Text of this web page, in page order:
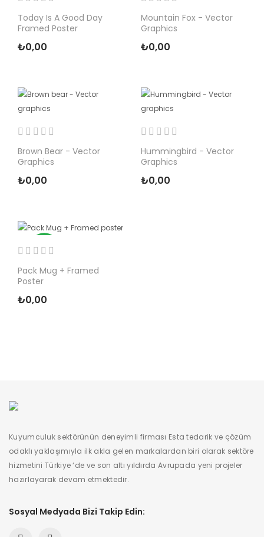
Today Is A Good Day
Framed Poster
₺0,00
Mountain Fox - Vector
Graphics
₺0,00
Brown Bear - Vector
Graphics
₺0,00
Hummingbird - Vector
Graphics
₺0,00
Paket
Pack Mug + Framed
Poster
₺0,00
Kuyumculuk sektörünün deneyimli firması Esta tedarik ve çözüm
odaklı yaklaşımıyla ilk akla gelen markalardan biri olarak sektöre
hizmetini Türkiye ‘de ve son altı yıldırda Avrupada yeni projeler
hazırlayarak devam etmektedir.
Sosyal Medyada Bizi Takip Edin: